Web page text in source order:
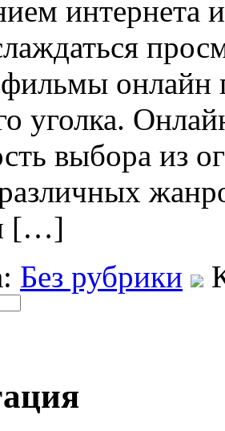
интернета
онлайн
уголка.
выбора из
[…]
Без рубрики